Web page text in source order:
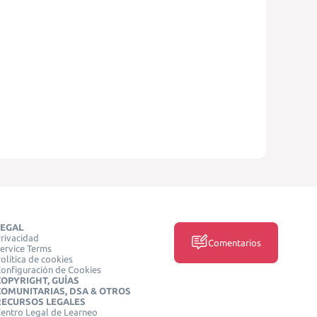
Terms
de cookies
de Cookies
GUÍAS
DSA & OTROS
LEGALES
Legal de Learneo
Comentarios